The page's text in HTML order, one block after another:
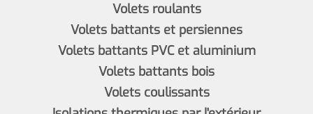
Volets roulants
Volets battants et persiennes
Volets battants PVC et aluminium
Volets battants bois
Volets coulissants